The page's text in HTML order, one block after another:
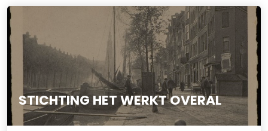
STICHTING HET WERKT OVERAL